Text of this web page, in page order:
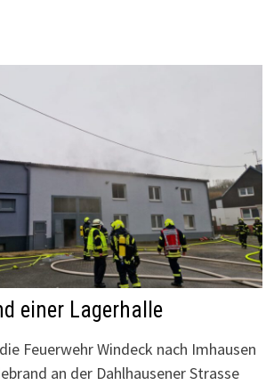
einer Lagerhalle
Feuerwehr Windeck nach Imhausen
an der Dahlhausener Strasse